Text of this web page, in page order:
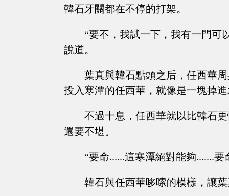
韓石牙關都在不停的打架。
“要不，我試一下，我有一門可
說道。
葉真與韓石點頭之后，任西華
投入寒潭的任西華，就像是一塊掉
不過十息，任西華就以比韓石
還要不堪。
“要命......這寒潭絕對能夠.......
韓石與任西華哆嗦的模樣，讓